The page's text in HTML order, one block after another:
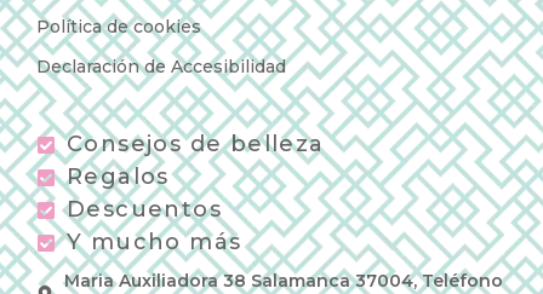
Política de cookies
Declaración de Accesibilidad
Consejos de belleza
Regalos
Descuentos
Y mucho más
Maria Auxiliadora 38 Salamanca 37004, Teléfono